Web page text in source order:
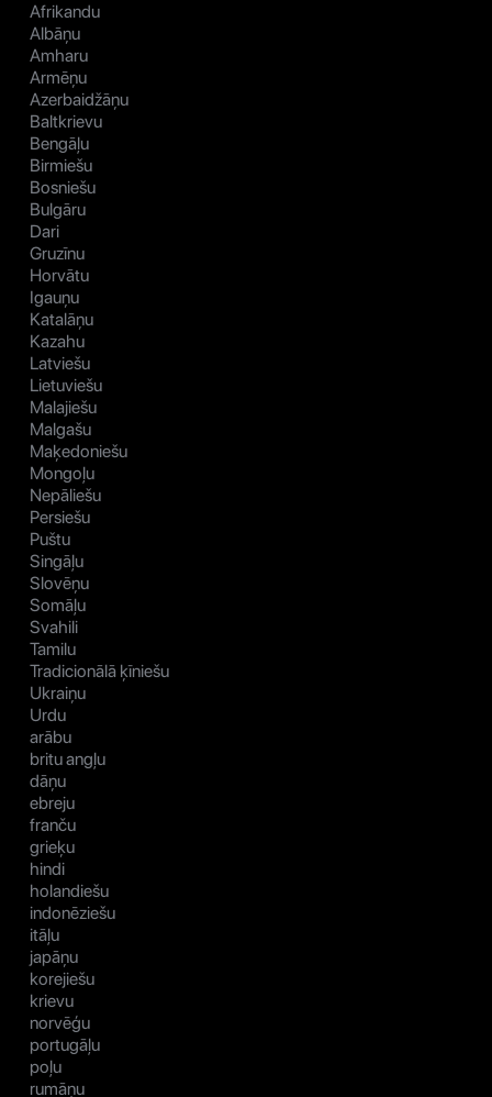
Afrikandu
Albāņu
Amharu
Armēņu
Azerbaidžāņu
Baltkrievu
Bengāļu
Birmiešu
Bosniešu
Bulgāru
Dari
Gruzīnu
Horvātu
Igauņu
Katalāņu
Kazahu
Latviešu
Lietuviešu
Malajiešu
Malgašu
Maķedoniešu
Mongoļu
Nepāliešu
Persiešu
Puštu
Singāļu
Slovēņu
Somāļu
Svahili
Tamilu
Tradicionālā ķīniešu
Ukraiņu
Urdu
arābu
britu angļu
dāņu
ebreju
franču
grieķu
hindi
holandiešu
indonēziešu
itāļu
japāņu
korejiešu
krievu
norvēģu
portugāļu
poļu
rumāņu